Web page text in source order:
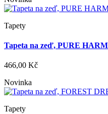
Tapety
Tapeta na zeď, PURE
466,00 Kč
Novinka
Tapety